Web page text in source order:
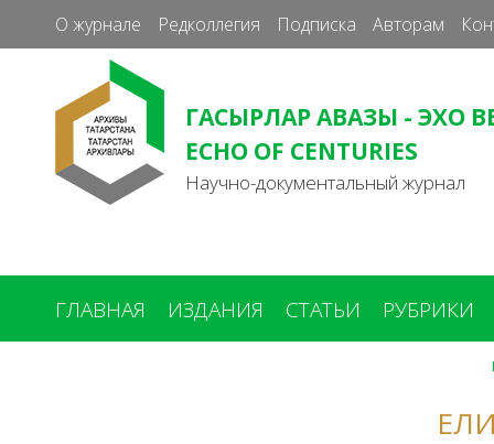
О журнале Редколлегия Подписка Авторам
ГАСЫРЛАР АВАЗЫ - ЭХО
ECHO OF CENTURIES
Научно-документальный журнал
ГЛАВНАЯ ИЗДАНИЯ СТАТЬИ РУБРИКИ